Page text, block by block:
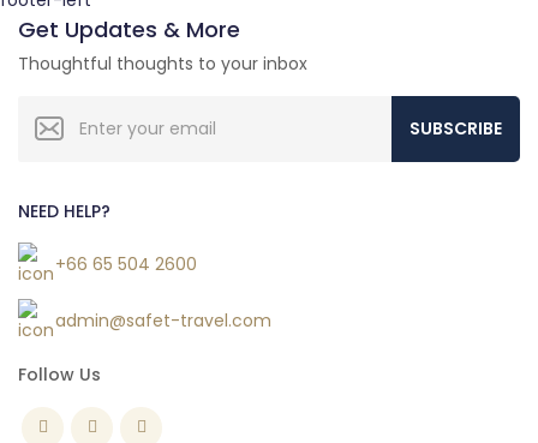
Get Updates & More
Thoughtful thoughts to your inbox
SUBSCRIBE
NEED HELP?
+66 65 504 2600
admin@safet-travel.com
Follow Us